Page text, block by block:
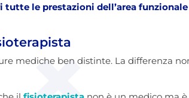
tutte le prestazioni dell’area
mediche ben distinte. La differenza